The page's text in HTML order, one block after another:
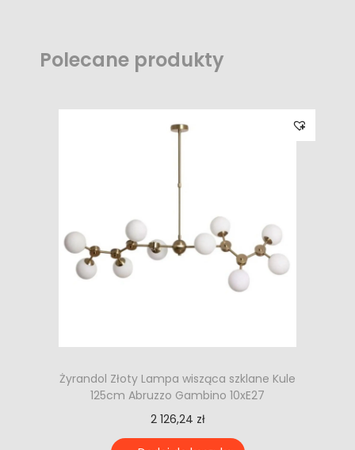
Polecane produkty
Żyrandol Złoty Lampa wisząca szklane Kule
125cm Abruzzo Gambino 10xE27
2 126,24 zł